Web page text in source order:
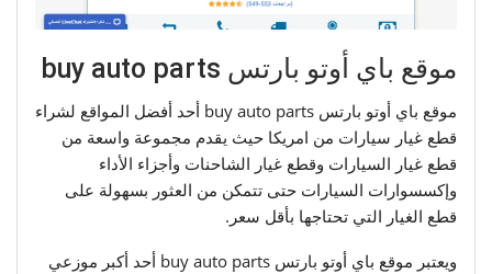
موقع باي أوتو بارتس buy auto parts
موقع باي أوتو بارتس buy auto parts أحد أفضل المواقع لشراء
قطع غيار سيارات من امريكا حيث يقدم مجموعة واسعة من
قطع غيار السيارات وقطع غيار الشاحنات وأجزاء الأداء
وإكسسوارات السيارات حتى تتمكن من العثور بسهولة على
قطع الغيار التي تحتاجها بأقل سعر.
ويعتبر موقع باي أوتو بارتس buy auto parts أحد أكبر موزعي